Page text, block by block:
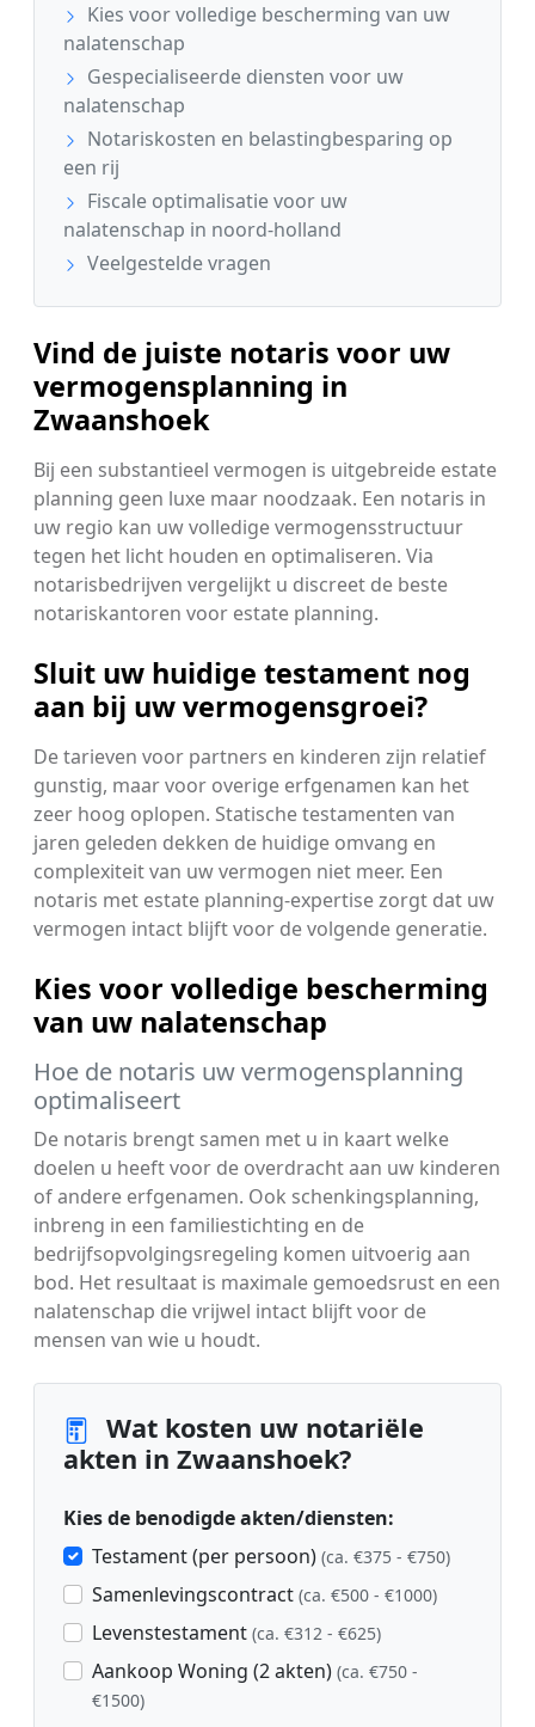
Kies voor volledige bescherming van uw
nalatenschap
Gespecialiseerde diensten voor uw
nalatenschap
Notariskosten en belastingbesparing op
een rij
Fiscale optimalisatie voor uw
nalatenschap in noord-holland
Veelgestelde vragen
Vind de juiste notaris voor uw
vermogensplanning in
Zwaanshoek
Bij een substantieel vermogen is uitgebreide estate
planning geen luxe maar noodzaak. Een notaris in
uw regio kan uw volledige vermogensstructuur
tegen het licht houden en optimaliseren. Via
notarisbedrijven vergelijkt u discreet de beste
notariskantoren voor estate planning.
Sluit uw huidige testament nog
aan bij uw vermogensgroei?
De tarieven voor partners en kinderen zijn relatief
gunstig, maar voor overige erfgenamen kan het
zeer hoog oplopen. Statische testamenten van
jaren geleden dekken de huidige omvang en
complexiteit van uw vermogen niet meer. Een
notaris met estate planning-expertise zorgt dat uw
vermogen intact blijft voor de volgende generatie.
Kies voor volledige bescherming
van uw nalatenschap
Hoe de notaris uw vermogensplanning
optimaliseert
De notaris brengt samen met u in kaart welke
doelen u heeft voor de overdracht aan uw kinderen
of andere erfgenamen. Ook schenkingsplanning,
inbreng in een familiestichting en de
bedrijfsopvolgingsregeling komen uitvoerig aan
bod. Het resultaat is maximale gemoedsrust en een
nalatenschap die vrijwel intact blijft voor de
mensen van wie u houdt.
Wat kosten uw notariële
akten in Zwaanshoek?
Kies de benodigde akten/diensten:
Testament (per persoon) (ca. €375 - €750)
Samenlevingscontract (ca. €500 - €1000)
Levenstestament (ca. €312 - €625)
Aankoop Woning (2 akten) (ca. €750 -
€1500)